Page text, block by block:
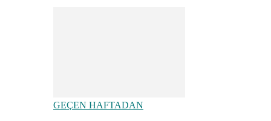
GEÇEN HAFTADAN